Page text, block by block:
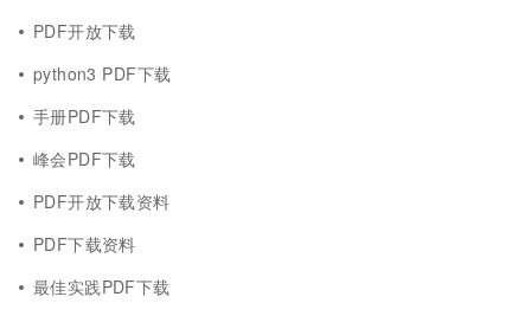
PDF开放下载
python3 PDF下载
手册PDF下载
峰会PDF下载
PDF开放下载资料
PDF下载资料
最佳实践PDF下载